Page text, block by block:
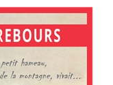
faire
en
les
la qualité